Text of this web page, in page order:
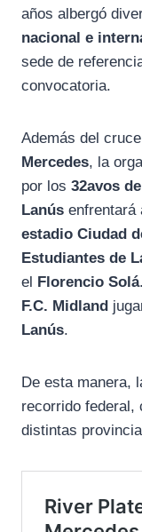
años albergó
nacional e
sede de
convocatoria.
Además del
Mercedes, la
por los 32avos
Lanús enfrentará
estadio Ciudad
Estudiantes de
el Florencio Solá
F.C. Midland
Lanús.
De esta manera,
recorrido federal,
distintas